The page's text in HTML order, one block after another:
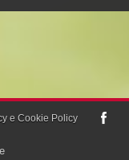
e Cookie Policy